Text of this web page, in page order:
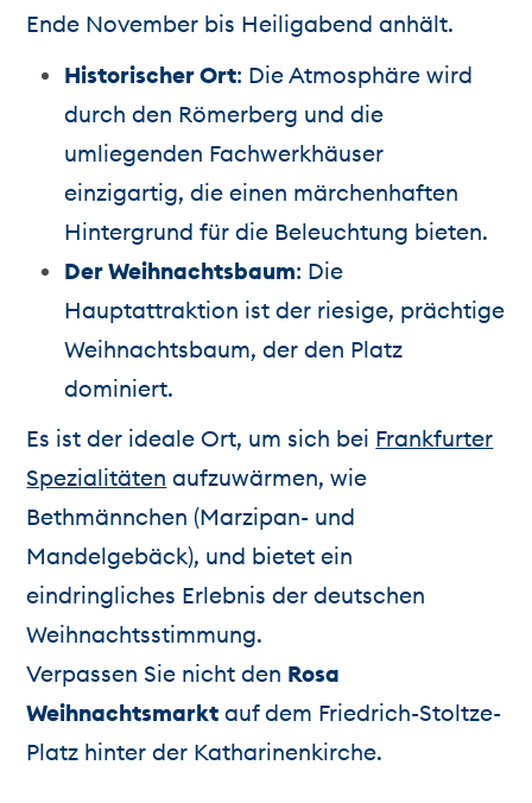
Ende November bis Heiligabend anhält.
Historischer Ort: Die Atmosphäre wird
durch den Römerberg und die
umliegenden Fachwerkhäuser
einzigartig, die einen märchenhaften
Hintergrund für die Beleuchtung bieten.
Der Weihnachtsbaum: Die
Hauptattraktion ist der riesige, prächtige
Weihnachtsbaum, der den Platz
dominiert.
Es ist der ideale Ort, um sich bei Frankfurter
Spezialitäten aufzuwärmen, wie
Bethmännchen (Marzipan- und
Mandelgebäck), und bietet ein
eindringliches Erlebnis der deutschen
Weihnachtsstimmung.
Verpassen Sie nicht den Rosa
Weihnachtsmarkt auf dem Friedrich-Stoltze-
Platz hinter der Katharinenkirche.